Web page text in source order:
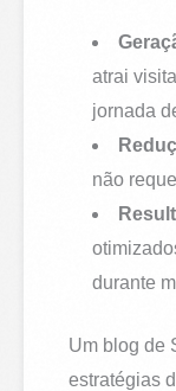
atrai
jornada
não
durante
Um blog de
estratégias